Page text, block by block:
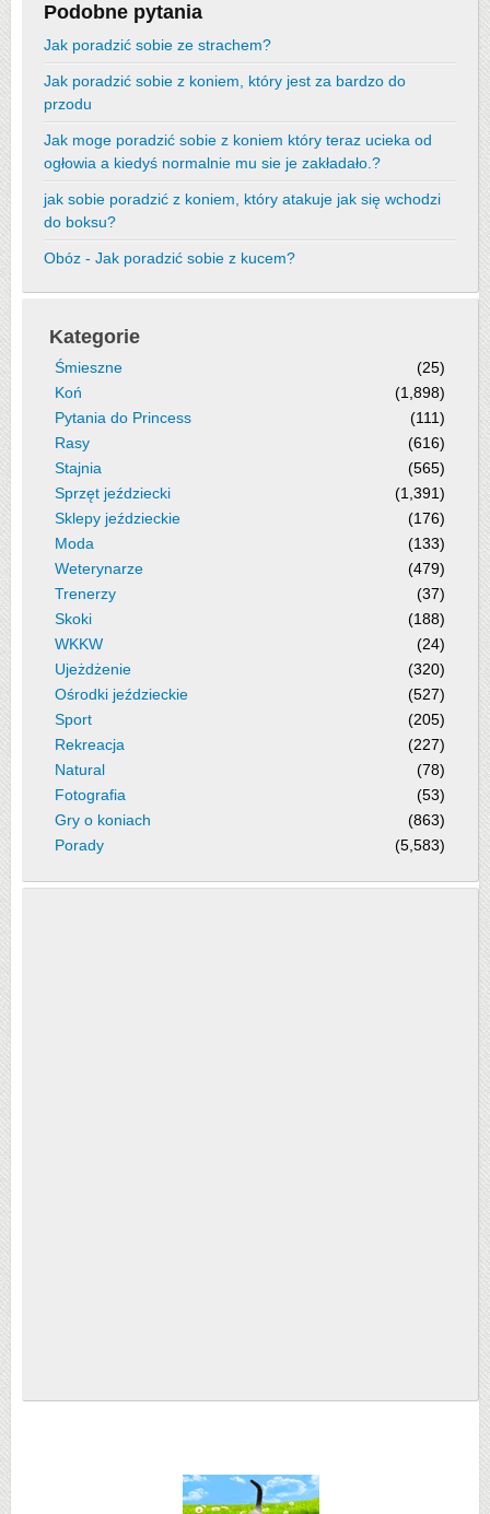
Podobne pytania
Jak poradzić sobie ze strachem?
Jak poradzić sobie z koniem, który jest za bardzo do
przodu
Jak moge poradzić sobie z koniem który teraz ucieka od
ogłowia a kiedyś normalnie mu sie je zakładało.?
jak sobie poradzić z koniem, który atakuje jak się wchodzi
do boksu?
Obóz - Jak poradzić sobie z kucem?
Kategorie
Śmieszne
(25)
Koń
(1,898)
Pytania do Princess
(111)
Rasy
(616)
Stajnia
(565)
Sprzęt jeździecki
(1,391)
Sklepy jeździeckie
(176)
Moda
(133)
Weterynarze
(479)
Trenerzy
(37)
Skoki
(188)
WKKW
(24)
Ujeżdżenie
(320)
Ośrodki jeździeckie
(527)
Sport
(205)
Rekreacja
(227)
Natural
(78)
Fotografia
(53)
Gry o koniach
(863)
Porady
(5,583)